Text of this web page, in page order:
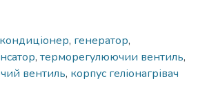
, генератор,
, терморегулюючии вентиль,
вентиль, корпус геліонагрівач